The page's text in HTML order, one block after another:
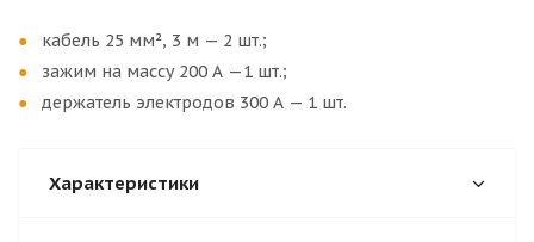
кабель 25 мм², 3 м — 2 шт.;
зажим на массу 200 А —1 шт.;
держатель электродов 300 А — 1 шт.
Характеристики